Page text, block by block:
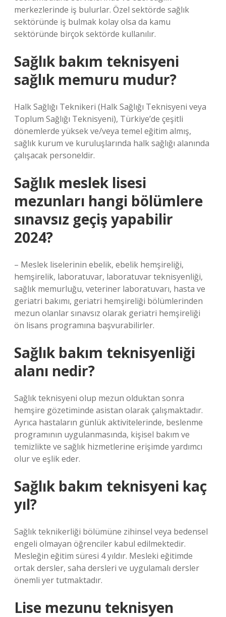
merkezlerinde iş bulurlar. Özel sektörde sağlık
sektöründe iş bulmak kolay olsa da kamu
sektöründe birçok sektörde kullanılır.
Sağlık bakım teknisyeni
sağlık memuru mudur?
Halk Sağlığı Teknikeri (Halk Sağlığı Teknisyeni veya
Toplum Sağlığı Teknisyeni), Türkiye’de çeşitli
dönemlerde yüksek ve/veya temel eğitim almış,
sağlık kurum ve kuruluşlarında halk sağlığı alanında
çalışacak personeldir.
Sağlık meslek lisesi
mezunları hangi bölümlere
sınavsız geçiş yapabilir
2024?
– Meslek liselerinin ebelik, ebelik hemşireliği,
hemşirelik, laboratuvar, laboratuvar teknisyenliği,
sağlık memurluğu, veteriner laboratuvarı, hasta ve
geriatri bakımı, geriatri hemşireliği bölümlerinden
mezun olanlar sınavsız olarak geriatri hemşireliği
ön lisans programına başvurabilirler.
Sağlık bakım teknisyenliği
alanı nedir?
Sağlık teknisyeni olup mezun olduktan sonra
hemşire gözetiminde asistan olarak çalışmaktadır.
Ayrıca hastaların günlük aktivitelerinde, beslenme
programının uygulanmasında, kişisel bakım ve
temizlikte ve sağlık hizmetlerine erişimde yardımcı
olur ve eşlik eder.
Sağlık bakım teknisyeni kaç
yıl?
Sağlık teknikerliği bölümüne zihinsel veya bedensel
engeli olmayan öğrenciler kabul edilmektedir.
Mesleğin eğitim süresi 4 yıldır. Mesleki eğitimde
ortak dersler, saha dersleri ve uygulamalı dersler
önemli yer tutmaktadır.
Lise mezunu teknisyen